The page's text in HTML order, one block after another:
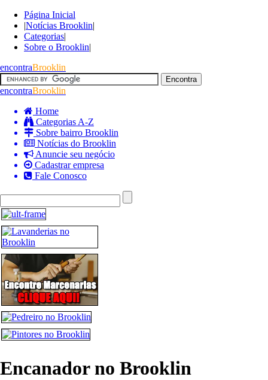
Página Inicial
|Notícias Brooklin|
Categorias|
Sobre o Brooklin|
encontraBrooklin
encontraBrooklin
Home
Categorias A-Z
Sobre bairro Brooklin
Notícias do Brooklin
Anuncie seu negócio
Cadastrar empresa
Fale Conosco
Encanador no Brooklin